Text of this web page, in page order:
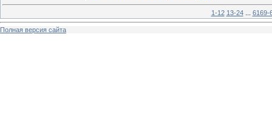
1-12 13-24 6169-
Полная версия сайта